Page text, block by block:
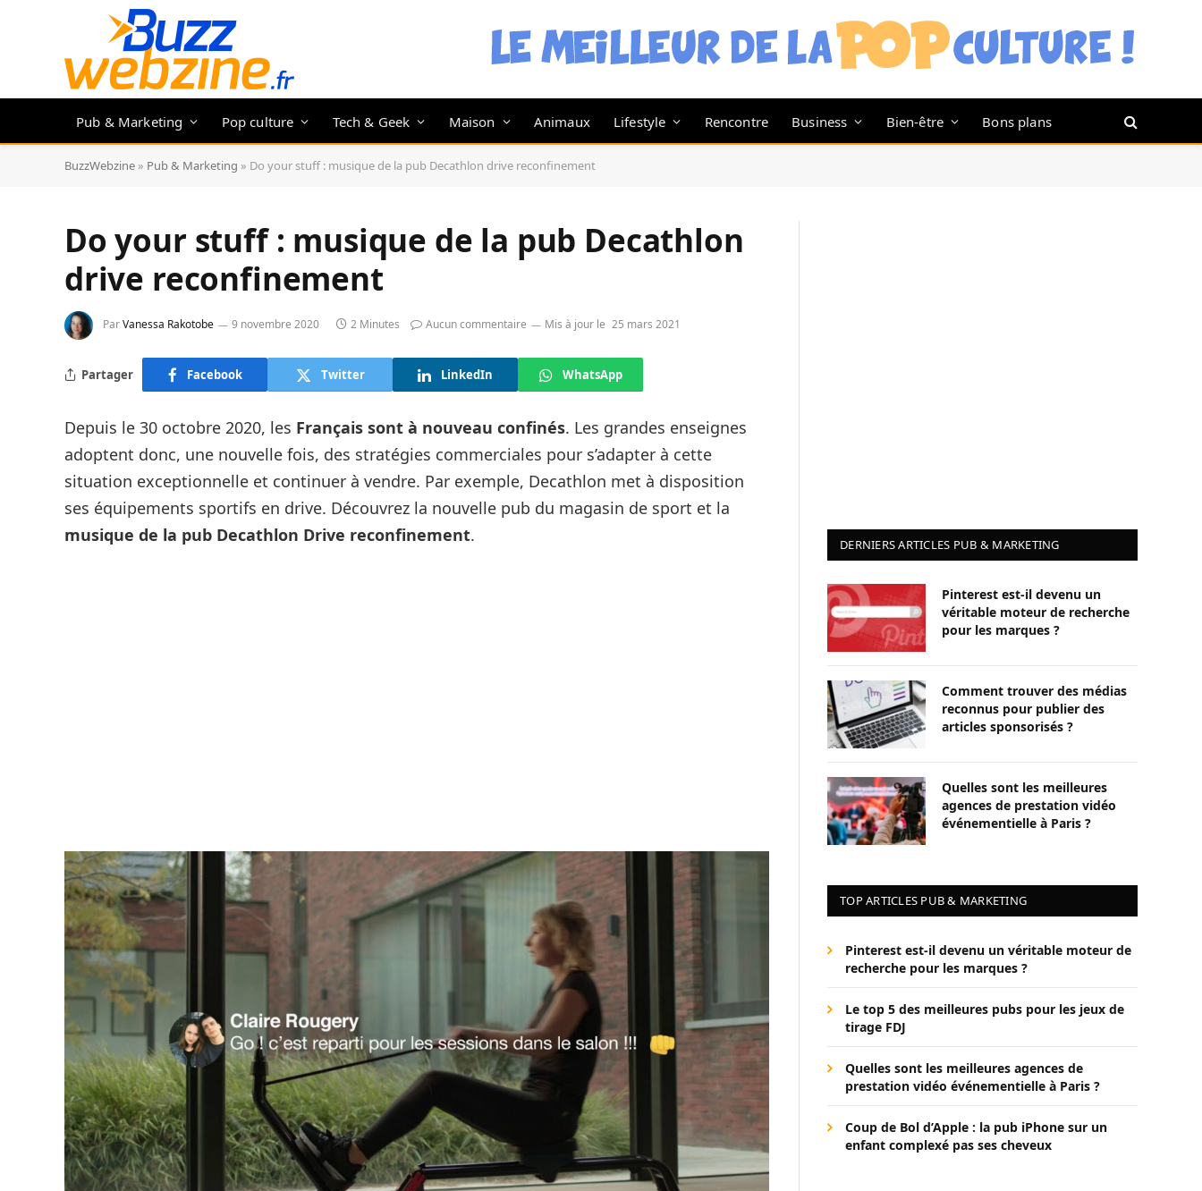
Pub & Marketing Pop culture Tech & Geek Maison Animaux Lifestyle Rencontre Business Bien-être Bons plans
BuzzWebzine » Pub & Marketing » Do your stuff : musique de la pub Decathlon drive reconfinement
Do your stuff : musique de la pub Decathlon
drive reconfinement
ParVanessa Rakotobe 9 novembre 2020 2 Minutes Aucun commentaire Mis à jour le 25 mars 2021
Partager Facebook Twitter LinkedIn WhatsApp
Depuis le 30 octobre 2020, les Français sont à nouveau confinés. Les grandes enseignes
adoptent donc, une nouvelle fois, des stratégies commerciales pour s’adapter à cette
situation exceptionnelle et continuer à vendre. Par exemple, Decathlon met à disposition
ses équipements sportifs en drive. Découvrez la nouvelle pub du magasin de sport et la
musique de la pub Decathlon Drive reconfinement. DERNIERS ARTICLES PUB & MARKETING
Pinterest est-il devenu un
véritable moteur de recherche
pour les marques ?
Comment trouver des médias
reconnus pour publier des
articles sponsorisés ?
Quelles sont les meilleures
agences de prestation vidéo
événementielle à Paris ?
TOP ARTICLES PUB & MARKETING
Pinterest est-il devenu un véritable moteur de
recherche pour les marques ?
Le top 5 des meilleures pubs pour les jeux de
tirage FDJ
Quelles sont les meilleures agences de
prestation vidéo événementielle à Paris ?
Coup de Bol d’Apple : la pub iPhone sur un
enfant complexé pas ses cheveux